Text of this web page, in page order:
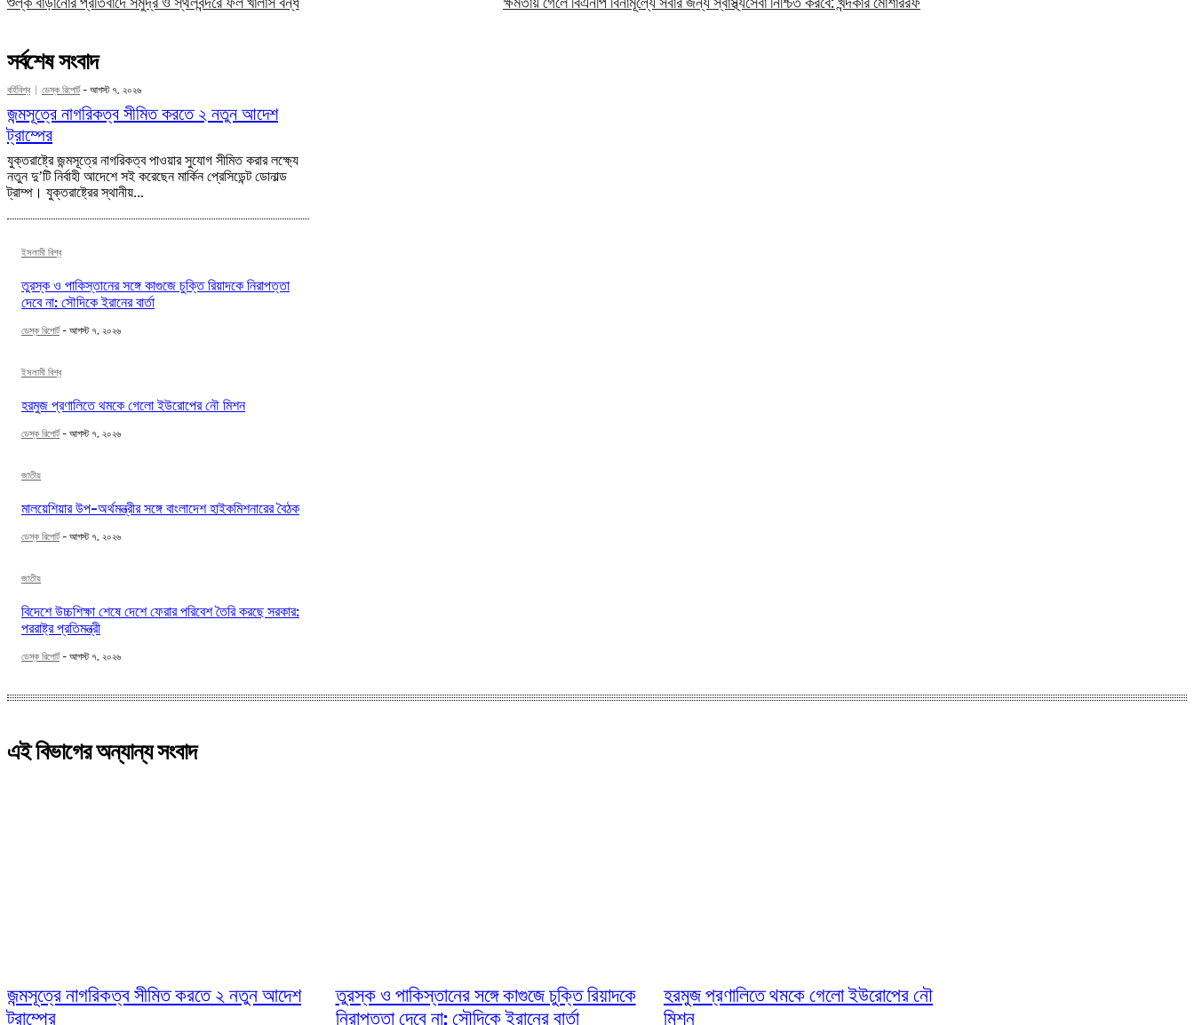
সর্বশেষ সংবাদ
বর্হিবিশ্ব ডেস্ক রিপোর্ট - আগস্ট ৭, ২০২৬
জন্মসূত্রে নাগরিকত্ব সীমিত করতে ২ নতুন আদেশ
ট্রাম্পের
যুক্তরাষ্ট্রে জন্মসূত্রে নাগরিকত্ব পাওয়ার সুযোগ সীমিত করার লক্ষ্যে
নতুন দু’টি নির্বাহী আদেশে সই করেছেন মার্কিন প্রেসিডেন্ট ডোনাল্ড
ট্রাম্প। যুক্তরাষ্ট্রের স্থানীয়...
ইসলামী বিশ্ব
তুরস্ক ও পাকিস্তানের সঙ্গে কাগুজে চুক্তি রিয়াদকে নিরাপত্তা
দেবে না: সৌদিকে ইরানের বার্তা
ডেস্ক রিপোর্ট - আগস্ট ৭, ২০২৬
ইসলামী বিশ্ব
হরমুজ প্রণালিতে থমকে গেলো ইউরোপের নৌ মিশন
ডেস্ক রিপোর্ট - আগস্ট ৭, ২০২৬
জাতীয়
মালয়েশিয়ার উপ-অর্থমন্ত্রীর সঙ্গে বাংলাদেশ হাইকমিশনারের বৈঠক
ডেস্ক রিপোর্ট - আগস্ট ৭, ২০২৬
জাতীয়
বিদেশে উচ্চশিক্ষা শেষে দেশে ফেরার পরিবেশ তৈরি করছে সরকার:
পররাষ্ট্র প্রতিমন্ত্রী
ডেস্ক রিপোর্ট - আগস্ট ৭, ২০২৬
এই বিভাগের অন্যান্য সংবাদ
জন্মসূত্রে নাগরিকত্ব সীমিত করতে ২ নতুন আদেশ
ট্রাম্পের
তুরস্ক ও পাকিস্তানের সঙ্গে কাগুজে চুক্তি রিয়াদকে
নিরাপত্তা দেবে না: সৌদিকে ইরানের বার্তা
হরমুজ প্রণালিতে থমকে গেলো ইউরোপের নৌ
মিশন